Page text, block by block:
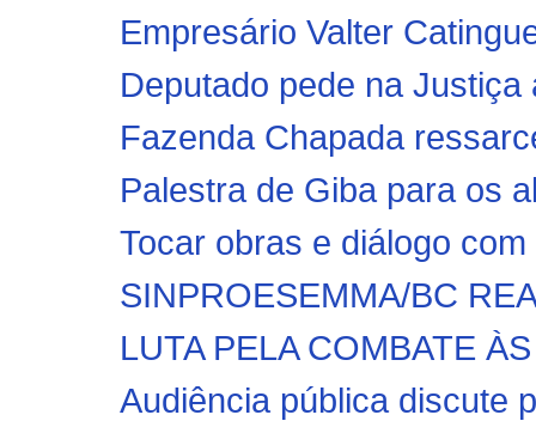
Empresário Valter
Deputado pede na
Fazenda Chapada
Palestra de Giba para os
Tocar obras e diálogo
SINPROESEMMA/BC
LUTA PELA COMBATE
Audiência pública discute